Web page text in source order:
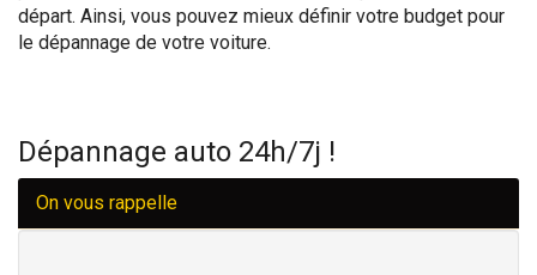
départ. Ainsi, vous pouvez mieux définir votre budget pour
le dépannage de votre voiture.
Dépannage auto 24h/7j !
On vous rappelle